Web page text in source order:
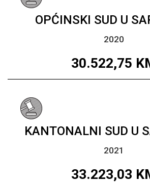
OPĆINSKI SUD U
2020
30.522,75
KANTONALNI SUD U
2021
33.223,03